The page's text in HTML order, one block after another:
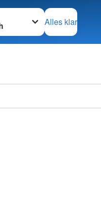
zu
Alles klar